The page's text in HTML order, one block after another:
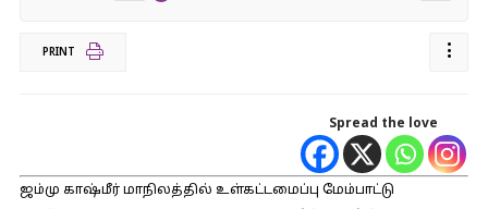
PRINT
Spread the love
ஜம்மு காஷ்மீர் மாநிலத்தில் உள்கட்டமைப்பு மேம்பாட்டு